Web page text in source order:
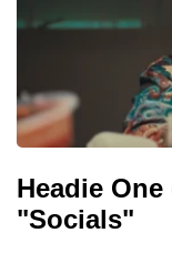
Headie
"Socials"